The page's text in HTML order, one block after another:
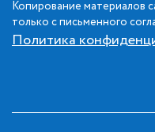
Копирование материалов
только с письменного
Политика